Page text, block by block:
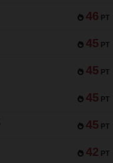
46 PT
45 PT
45 PT
45 PT
45 PT
42 PT